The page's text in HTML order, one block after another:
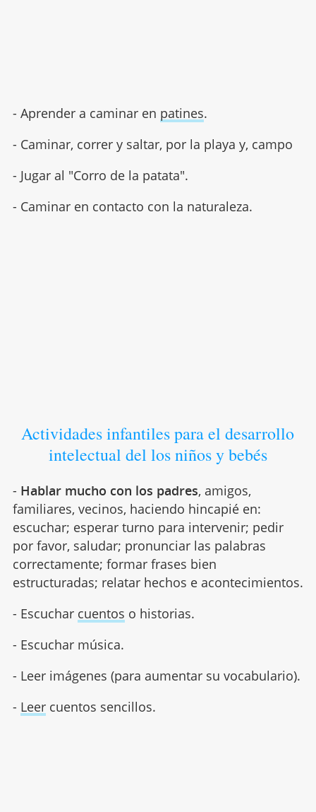
- Aprender a caminar en patines.
- Caminar, correr y saltar, por la playa y, campo
- Jugar al "Corro de la patata".
- Caminar en contacto con la naturaleza.
Actividades infantiles para el desarrollo
intelectual del los niños y bebés
- Hablar mucho con los padres, amigos,
familiares, vecinos, haciendo hincapié en:
escuchar; esperar turno para intervenir; pedir
por favor, saludar; pronunciar las palabras
correctamente; formar frases bien
estructuradas; relatar hechos e acontecimientos.
- Escuchar cuentos o historias.
- Escuchar música.
- Leer imágenes (para aumentar su vocabulario).
- Leercuentos sencillos.